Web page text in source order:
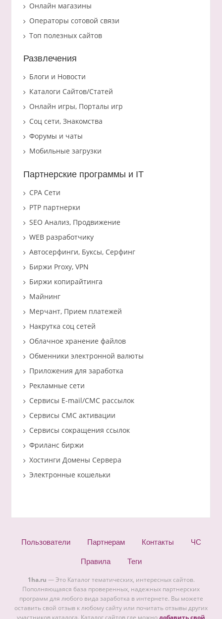
Онлайн магазины
Операторы сотовой связи
Топ полезных сайтов
Развлечения
Блоги и Новости
Каталоги Сайтов/Статей
Онлайн игры, Порталы игр
Соц сети, Знакомства
Форумы и чаты
Мобильные загрузки
Партнерские программы и IT
CPA Сети
PTP партнерки
SEO Анализ, Продвижение
WEB разработчику
Автосерфинги, Буксы, Серфинг
Биржи Proxy, VPN
Биржи копирайтинга
Майнинг
Мерчант, Прием платежей
Накрутка соц сетей
Облачное хранение файлов
Обменники электронной валюты
Приложения для заработка
Рекламные сети
Сервисы E-mail/СМС рассылок
Сервисы СМС активации
Сервисы сокращения ссылок
Фриланс биржи
Хостинги Домены Сервера
Электронные кошельки
Пользователи Партнерам Контакты ЧС
Правила Теги
1ha.ru — Это Каталог тематических, интересных сайтов.
Пополняющаяся база проверенных, надежных партнерских
программ для любого вида заработка в интернете. Вы можете
оставить свой отзыв к любому сайту или почитать отзывы других